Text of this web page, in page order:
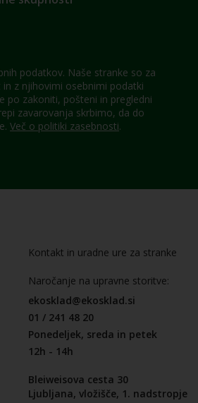
podatkov. Naše stranke so za
z njihovimi osebnimi podatki
po zakoniti, pošteni in pregledni
zavarovanja skrbimo, da do
Več o politiki zasebnosti.
Kontakt in uradne ure za stranke
Naročanje na upravne storitve:
ekosklad@ekosklad.si
01 / 241 48 20
Ponedeljek, sreda in petek
12h - 14h
Bleiweisova cesta 30
Ljubljana, vložišče, 1. nadstropje